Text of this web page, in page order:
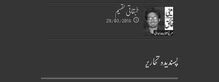
طبقاتی تقسیم
29/03/2016
پسندیدہ تحاریر